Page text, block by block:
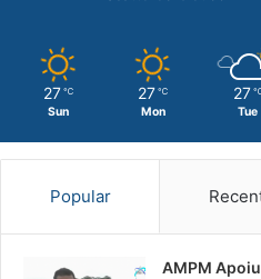
27 ℃
Sun
27 ℃
Mon
27
Tue
Popular
AMPM